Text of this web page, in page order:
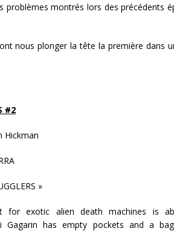
montrés lors des précédents
nous plonger la tête la première dans
#2
Hickman
»
for exotic alien death machines is
Gagarin has empty pockets and a